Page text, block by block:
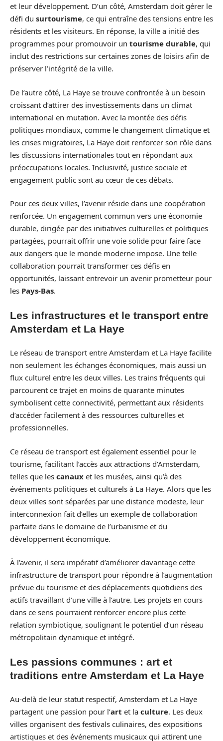
et leur développement. D’un côté, Amsterdam doit gérer le
défi du surtourisme, ce qui entraîne des tensions entre les
résidents et les visiteurs. En réponse, la ville a initié des
programmes pour promouvoir un tourisme durable, qui
inclut des restrictions sur certaines zones de loisirs afin de
préserver l’intégrité de la ville.
De l’autre côté, La Haye se trouve confrontée à un besoin
croissant d’attirer des investissements dans un climat
international en mutation. Avec la montée des défis
politiques mondiaux, comme le changement climatique et
les crises migratoires, La Haye doit renforcer son rôle dans
les discussions internationales tout en répondant aux
préoccupations locales. Inclusivité, justice sociale et
engagement public sont au cœur de ces débats.
Pour ces deux villes, l’avenir réside dans une coopération
renforcée. Un engagement commun vers une économie
durable, dirigée par des initiatives culturelles et politiques
partagées, pourrait offrir une voie solide pour faire face
aux dangers que le monde moderne impose. Une telle
collaboration pourrait transformer ces défis en
opportunités, laissant entrevoir un avenir prometteur pour
les Pays-Bas.
Les infrastructures et le transport entre
Amsterdam et La Haye
Le réseau de transport entre Amsterdam et La Haye facilite
non seulement les échanges économiques, mais aussi un
flux culturel entre les deux villes. Les trains fréquents qui
parcourent ce trajet en moins de quarante minutes
symbolisent cette connectivité, permettant aux résidents
d’accéder facilement à des ressources culturelles et
professionnelles.
Ce réseau de transport est également essentiel pour le
tourisme, facilitant l’accès aux attractions d’Amsterdam,
telles que les canaux et les musées, ainsi qu’à des
événements politiques et culturels à La Haye. Alors que les
deux villes sont séparées par une distance modeste, leur
interconnexion fait d’elles un exemple de collaboration
parfaite dans le domaine de l’urbanisme et du
développement économique.
À l’avenir, il sera impératif d’améliorer davantage cette
infrastructure de transport pour répondre à l’augmentation
prévue du tourisme et des déplacements quotidiens des
actifs travaillant d’une ville à l’autre. Les projets en cours
dans ce sens pourraient renforcer encore plus cette
relation symbiotique, soulignant le potentiel d’un réseau
métropolitain dynamique et intégré.
Les passions communes : art et
traditions entre Amsterdam et La Haye
Au-delà de leur statut respectif, Amsterdam et La Haye
partagent une passion pour l’art et la culture. Les deux
villes organisent des festivals culinaires, des expositions
artistiques et des événements musicaux qui attirent une